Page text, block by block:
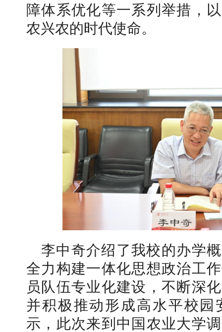
障体系优化等一系列举措，
农兴农的时代使命。
李中奇介绍了我校的办学
全力构建一体化思想政治工
员队伍专业化建设，不断深
并积极推动形成高水平校园
示，此次来到中国农业大学
北工商光影——2025年冬天